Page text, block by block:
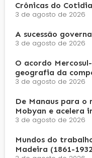
Crônicas do
3 de agosto de 2026
A sucessão
3 de agosto de 2026
O acordo
geografia da
3 de agosto de 2026
De Manaus para o
Mobyan e acelera
3 de agosto de 2026
Mundos do
Madeira (1861-